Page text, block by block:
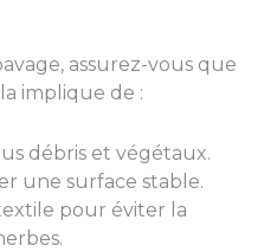
assurez-vous que
implique de :
débris et végétaux.
une surface stable.
pour éviter la